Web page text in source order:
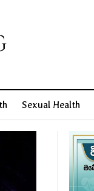
Sexual Health